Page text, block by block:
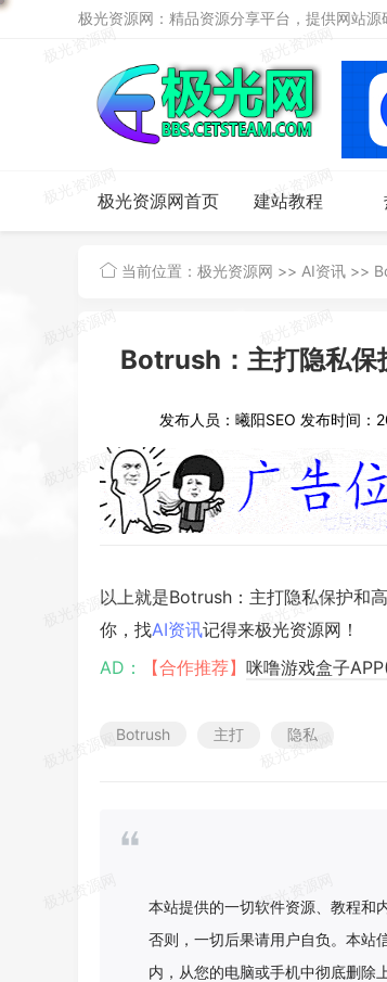
极光资源网：精品资源分享平台，提供网站
极光资源网首页 建站教程
当前位置： 极光资源网 >> AI资讯 >>
Botrush：主打隐私保
发布人员：曦阳SEO 发布时间：
以上就是Botrush：主打隐私保护和
你，找AI资讯记得来极光资源网！
AD：
【合作推荐】 咪噜游戏盒子
Botrush 主打 隐私
本站提供的一切软件资源、教程和
否则，一切后果请用户自负。本站
内，从您的电脑或手机中彻底删除